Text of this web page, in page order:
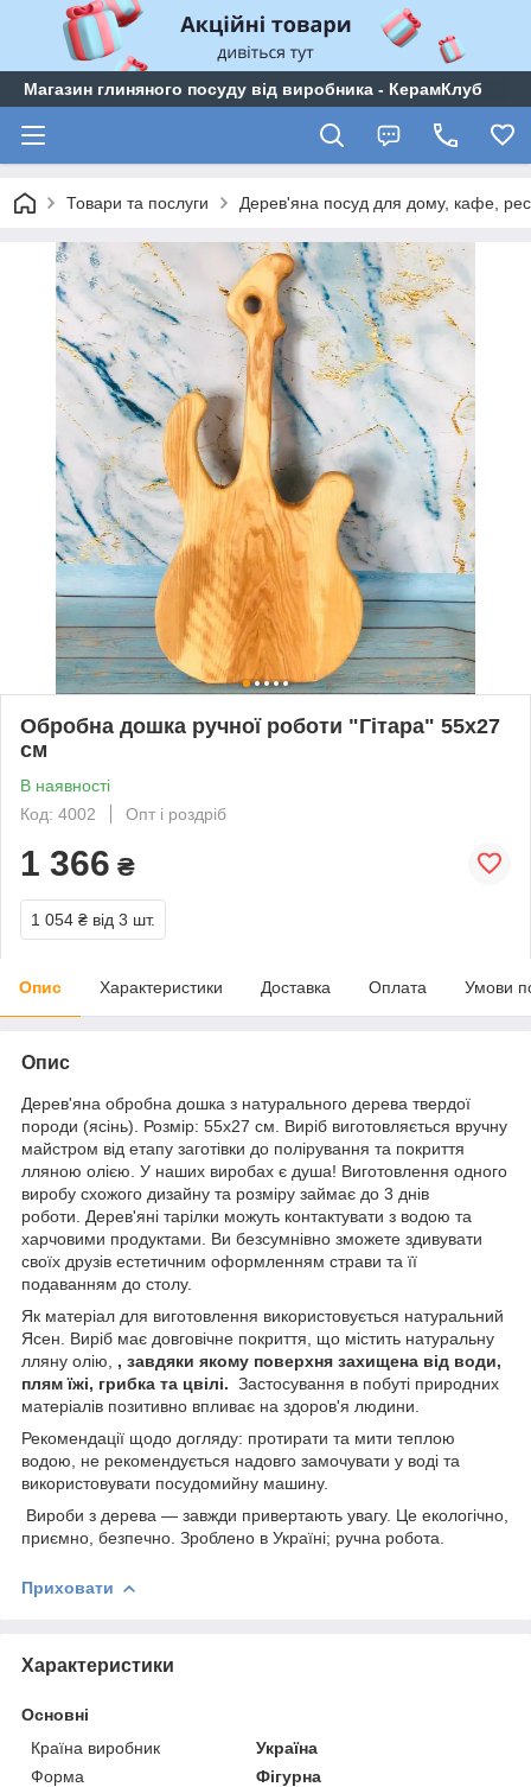
Магазин глиняного посуду від виробника - КерамКлуб
Товари та послуги Дерев'яна посуд для дому, кафе,
Обробна дошка ручної роботи "Гітара" 55х27
см
В наявності
Код: 4002
Опт і роздріб
1 366 ₴
1 054 ₴ від 3 шт.
Опис Характеристики Доставка Оплата Умови
Опис
Дерев'яна обробна дошка з натурального дерева твердої
породи (ясінь). Розмір: 55х27 см. Виріб виготовляється вручну
майстром від етапу заготівки до полірування та покриття
лляною олією. У наших виробах є душа! Виготовлення одного
виробу схожого дизайну та розміру займає до 3 днів
роботи. Дерев'яні тарілки можуть контактувати з водою та
харчовими продуктами. Ви безсумнівно зможете здивувати
своїх друзів естетичним оформленням страви та її
подаванням до столу.
Як матеріал для виготовлення використовується натуральний
Ясен. Виріб має довговічне покриття, що містить натуральну
лляну олію, , завдяки якому поверхня захищена від води,
плям їжі, грибка та цвілі. Застосування в побуті природних
матеріалів позитивно впливає на здоров'я людини.
Рекомендації щодо догляду: протирати та мити теплою
водою, не рекомендується надовго замочувати у воді та
використовувати посудомийну машину.
Вироби з дерева — завжди привертають увагу. Це екологічно,
приємно, безпечно. Зроблено в Україні; ручна робота.
Приховати
Характеристики
Основні
Країна виробник
Україна
Форма
Фігурна